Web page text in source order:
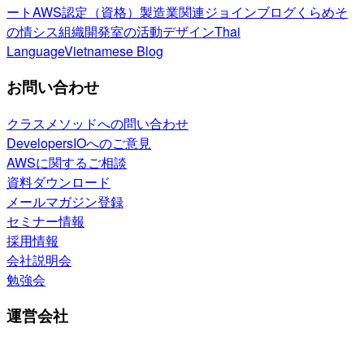
ートAWS認定（資格） 製造業関連ジョインブログくらめそ
の情シス組織開発室の活動デザインThai
LanguageVietnamese Blog
お問い合わせ
クラスメソッドへの問い合わせ
DevelopersIOへのご意見
AWSに関するご相談
資料ダウンロード
メールマガジン登録
セミナー情報
採用情報
会社説明会
勉強会
運営会社